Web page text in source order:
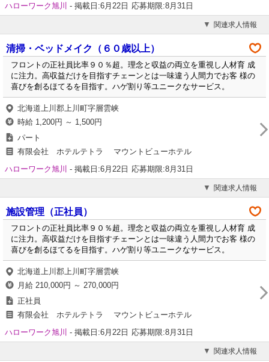
ハローワーク旭川 - 掲載日:6月22日 応募期限:8月31日
関連求人情報
清掃・ベッドメイク（６０歳以上）
フロントの正社員比率９０％超。理念と収益の両立を重視し人材育 成
に注力。高収益だけを目指すチェーンとは一味違う人間力でお客 様の
喜びを創るほてるを目指す。ハゲ割り等ユニークなサービス。
北海道上川郡上川町字層雲峡
時給 1,200円 ～ 1,500円
パート
有限会社 ホテルテトラ マウントビューホテル
ハローワーク旭川 - 掲載日:6月22日 応募期限:8月31日
関連求人情報
施設管理（正社員）
フロントの正社員比率９０％超。理念と収益の両立を重視し人材育 成
に注力。高収益だけを目指すチェーンとは一味違う人間力でお客 様の
喜びを創るほてるを目指す。ハゲ割り等ユニークなサービス。
北海道上川郡上川町字層雲峡
月給 210,000円 ～ 270,000円
正社員
有限会社 ホテルテトラ マウントビューホテル
ハローワーク旭川 - 掲載日:6月22日 応募期限:8月31日
関連求人情報